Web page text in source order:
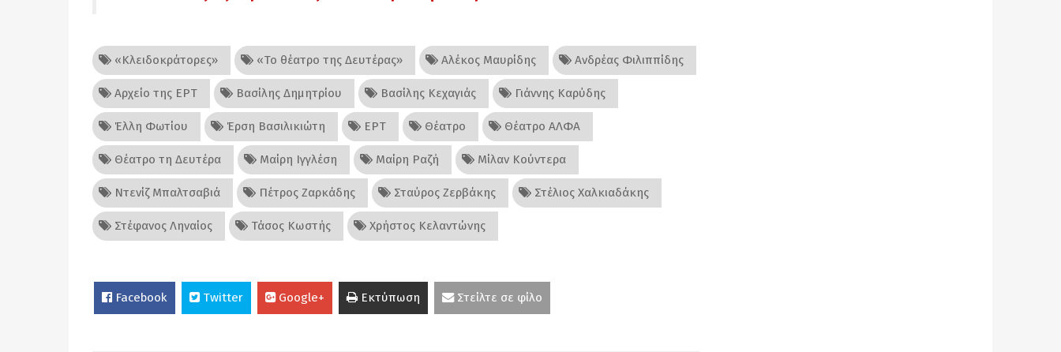
«Κλειδοκράτορες» «Το θέατρο της Δευτέρας» Αλέκος Μαυρίδης Ανδρέας Φιλιππίδης
Αρχείο της ΕΡΤ Βασίλης Δημητρίου Βασίλης Κεχαγιάς Γιάννης Καρύδης
Έλλη Φωτίου Έρση Βασιλικιώτη ΕΡΤ Θέατρο Θέατρο ΑΛΦΑ
Θέατρο τη Δευτέρα Μαίρη Ιγγλέση Μαίρη Ραζή Μίλαν Κούντερα
Ντενίζ Μπαλτσαβιά Πέτρος Ζαρκάδης Σταύρος Ζερβάκης Στέλιος Χαλκιαδάκης
Στέφανος Ληναίος Τάσος Κωστής Χρήστος Κελαντώνης
Facebook Twitter Google+ Εκτύπωση Στείλτε σε φίλο